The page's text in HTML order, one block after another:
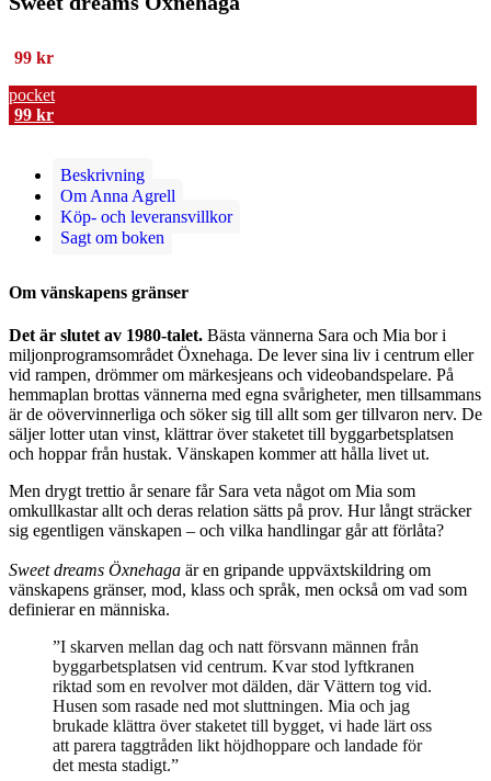
99 kr
pocket
99 kr
Beskrivning
Om Anna Agrell
Köp- och leveransvillkor
Sagt om boken
Om vänskapens gränser
Det är slutet av 1980-talet. Bästa vännerna Sara och Mia bor i
miljonprogramsområdet Öxnehaga. De lever sina liv i centrum eller
vid rampen, drömmer om märkesjeans och videobandspelare. På
hemmaplan brottas vännerna med egna svårigheter, men tillsammans
är de oövervinnerliga och söker sig till allt som ger tillvaron nerv. De
säljer lotter utan vinst, klättrar över staketet till byggarbetsplatsen
och hoppar från hustak. Vänskapen kommer att hålla livet ut.
Men drygt trettio år senare får Sara veta något om Mia som
omkullkastar allt och deras relation sätts på prov. Hur långt sträcker
sig egentligen vänskapen – och vilka handlingar går att förlåta?
Sweet dreams Öxnehaga är en gripande uppväxtskildring om
vänskapens gränser, mod, klass och språk, men också om vad som
definierar en människa.
”I skarven mellan dag och natt försvann männen från
byggarbetsplatsen vid centrum. Kvar stod lyftkranen
riktad som en revolver mot dälden, där Vättern tog vid.
Husen som rasade ned mot sluttningen. Mia och jag
brukade klättra över staketet till bygget, vi hade lärt oss
att parera taggtråden likt höjdhoppare och landade för
det mesta stadigt.”